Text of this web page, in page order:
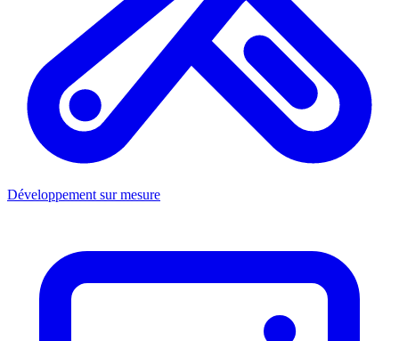
Développement sur mesure